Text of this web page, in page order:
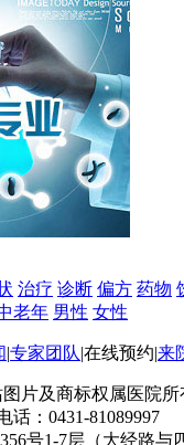
治疗 诊断 偏方 药物
老年 男性 女性
|专家团队|在线预约|来
图片及商标权属医院
话：0431-81089997
号1-7层（大经路与